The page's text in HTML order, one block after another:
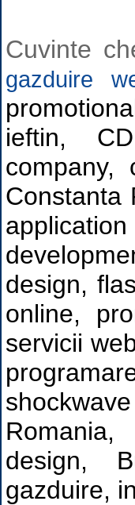
Cuvinte
gazduire
ieftin,
company,
Constanta
design,
online,
servicii
design,
gazduire,